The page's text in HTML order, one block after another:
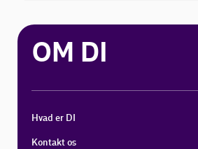
OM DI
Hvad er DI
Kontakt os